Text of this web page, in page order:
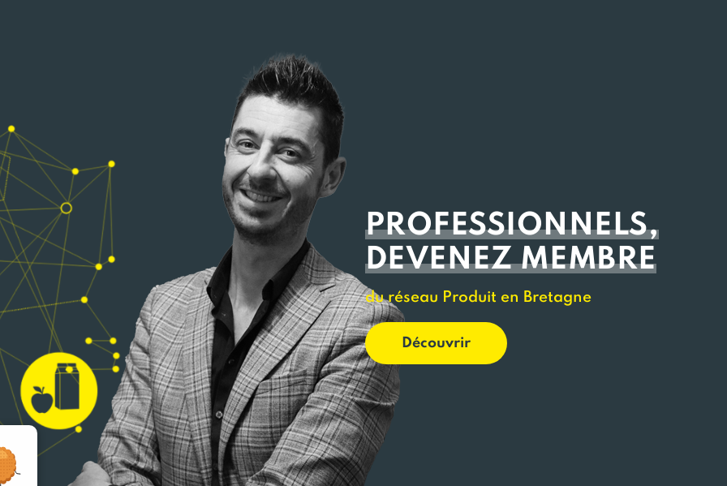
PROFESSIONNELS,
DEVENEZ MEMBRE
du réseau Produit en Bretagne
Découvrir